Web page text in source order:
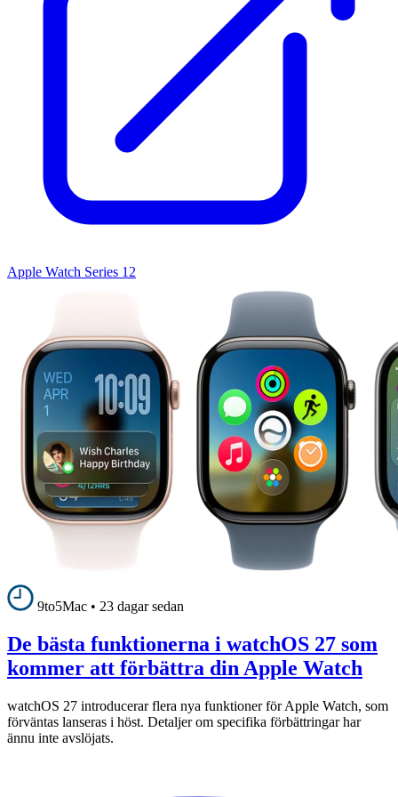
Apple Watch Series 12
9to5Mac • 23 dagar sedan
De bästa funktionerna i watchOS 27 som
kommer att förbättra din Apple Watch
watchOS 27 introducerar flera nya funktioner för Apple Watch, som
förväntas lanseras i höst. Detaljer om specifika förbättringar har
ännu inte avslöjats.